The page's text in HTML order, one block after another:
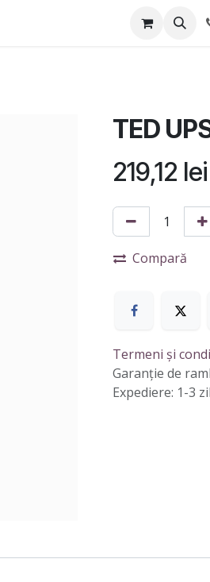
Service-uri
TED
219,12 lei
Compară
Termeni și
Garanție de
Expediere: 1-3